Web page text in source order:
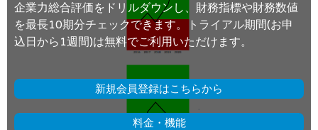
企業力総合評価をドリルダウンし、財務指標や財務数値
を最長10期分チェックできます。トライアル期間(お申
込日から1週間)は無料でご利用いただけます。
新規会員登録はこちらから
料金・機能